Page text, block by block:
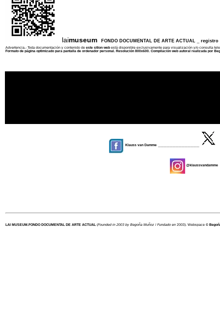
laimuseum FONDO DOCUMENTAL DE ARTE ACTUAL _
Advertencia.- Toda documentación y contenido de este sition web está disponible exclusivamente para visualización y/o consulta
Formato de página optimizado para pantalla de ordenador personal. Resolución 800x600. Compilación web autoral realizada por
Klauss van Damme
@klaussvandamme
LAI MUSEUM FONDO DOCUMENTAL DE ARTE ACTUAL (Founded in 2003 by Begoña Muñoz / Fundado en 2003). Webspace ©